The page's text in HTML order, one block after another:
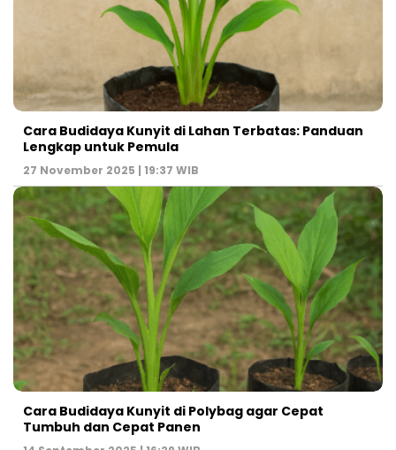
Cara Budidaya Kunyit di Lahan Terbatas: Panduan
Lengkap untuk Pemula
27 November 2025 | 19:37 WIB
Cara Budidaya Kunyit di Polybag agar Cepat
Tumbuh dan Cepat Panen